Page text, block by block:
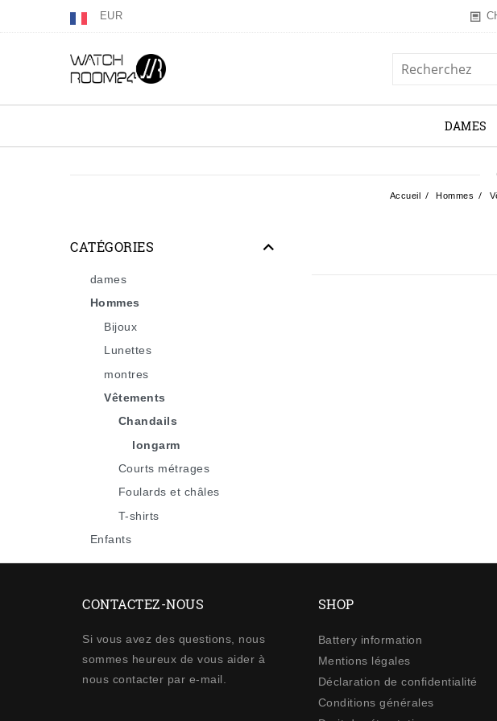
EUR
DAMES
Accueil Hommes
CATÉGORIES
dames
Hommes
Bijoux
Lunettes
montres
Vêtements
Chandails
longarm
Courts métrages
Foulards et châles
T-shirts
Enfants
CONTACTEZ-NOUS
Si vous avez des questions, nous
sommes heureux de vous aider à
nous contacter par e-mail.
SHOP
Battery information
Mentions légales
Déclaration de confidentialité
Conditions générales